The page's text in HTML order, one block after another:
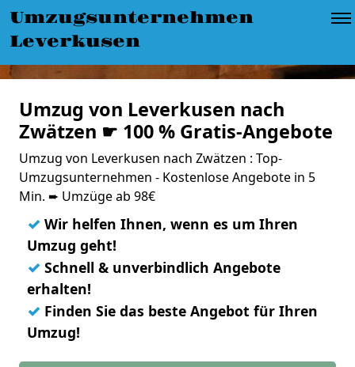
Umzugsunternehmen
Leverkusen
Umzug von Leverkusen nach
Zwätzen ☛ 100 % Gratis-Angebote
Umzug von Leverkusen nach Zwätzen : Top-
Umzugsunternehmen - Kostenlose Angebote in 5
Min. ➨ Umzüge ab 98€
✓ Wir helfen Ihnen, wenn es um Ihren
Umzug geht!
✓ Schnell & unverbindlich Angebote
erhalten!
✓ Finden Sie das beste Angebot für Ihren
Umzug!